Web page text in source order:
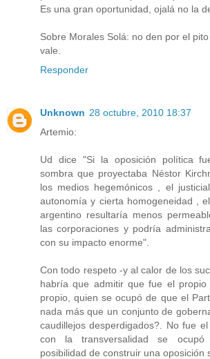
Es una gran oportunidad, ojalá no la
Sobre Morales Solá: no den por el
vale.
Responder
Unknown 28 octubre, 2010 18:37
Artemio:
Ud dice "Si la oposición política
sombra que proyectaba Néstor
los medios hegemónicos , el
autonomía y cierta homogeneidad ,
argentino resultaría menos
las corporaciones y podría
con su impacto enorme".
Con todo respeto -y al calor de los
habría que admitir que fue el propio
propio, quien se ocupó de que el
nada más que un conjunto de
caudillejos desperdigados?. No fue
con la transversalidad se
posibilidad de construir una oposición